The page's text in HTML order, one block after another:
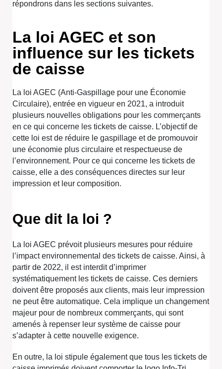
répondrons dans les sections suivantes.
La loi AGEC et son
influence sur les tickets
de caisse
La loi AGEC (Anti-Gaspillage pour une Économie
Circulaire), entrée en vigueur en 2021, a introduit
plusieurs nouvelles obligations pour les commerçants
en ce qui concerne les tickets de caisse. L’objectif de
cette loi est de réduire le gaspillage et de promouvoir
une économie plus circulaire et respectueuse de
l’environnement. Pour ce qui concerne les tickets de
caisse, elle a des conséquences directes sur leur
impression et leur composition.
Que dit la loi ?
La loi AGEC prévoit plusieurs mesures pour réduire
l’impact environnemental des tickets de caisse. Ainsi, à
partir de 2022, il est interdit d’imprimer
systématiquement les tickets de caisse. Ces derniers
doivent être proposés aux clients, mais leur impression
ne peut être automatique. Cela implique un changement
majeur pour de nombreux commerçants, qui sont
amenés à repenser leur système de caisse pour
s’adapter à cette nouvelle exigence.
En outre, la loi stipule également que tous les tickets de